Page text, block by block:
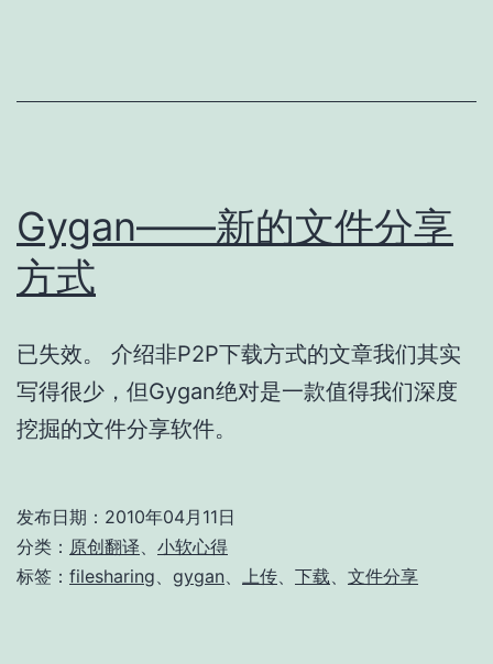
Gygan——新的文件分享
方式
已失效。 介绍非P2P下载方式的文章我们其实
写得很少，但Gygan绝对是一款值得我们深度
挖掘的文件分享软件。
发布日期： 2010年04月11日
分类： 原创翻译
小软心得
标签： filesharing gygan 上传 下载 文件分享